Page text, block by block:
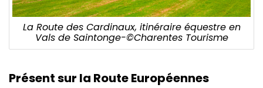
La Route des Cardinaux, itinéraire équestre en
Vals de Saintonge-©Charentes Tourisme
Présent sur la Route Européennes